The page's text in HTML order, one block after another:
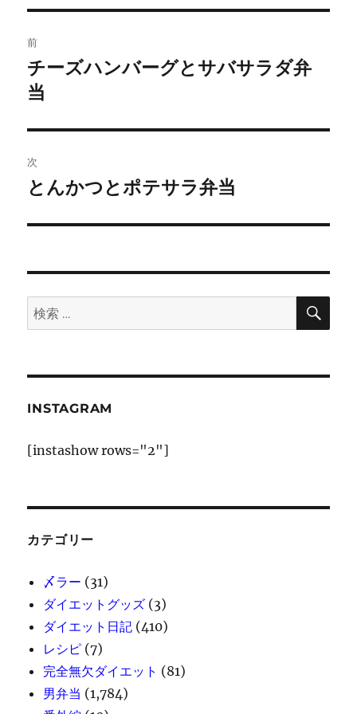
稿
ナ
ビ
ゲ
ー
シ
ン
前
前
の
稿:
チーズハンバーグとサバサラダ弁
当
次
次
投
とんかつとポテサラ弁当
検
索:
検
INSTAGRAM
[instashow rows="2"]
カテゴリー
〆ラー (31)
ダイエットグッズ (3)
ダイエット日記 (410)
レシピ (7)
完全無欠ダイエット (81)
男弁当 (1,784)